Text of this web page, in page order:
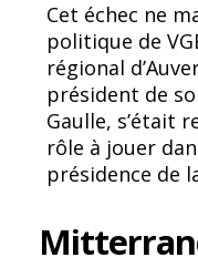
Cet échec ne
politique de
régional
président de
Gaulle, s’était
rôle à jouer
présidence de